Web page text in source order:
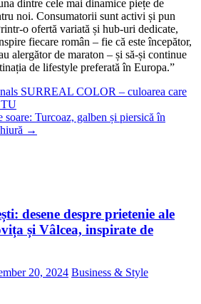
dintre cele mai dinamice piețe de
noi. Consumatorii sunt activi și pun
o ofertă variată și hub-uri dedicate,
fiecare român – fie că este începător,
alergător de maraton – și să-și continue
de lifestyle preferată în Europa.”
SURREAL COLOR – culoarea care
TU
soare: Turcoaz, galben și piersică în
→
desene despre prietenie ale
și Vâlcea, inspirate de
20, 2024 Business & Style